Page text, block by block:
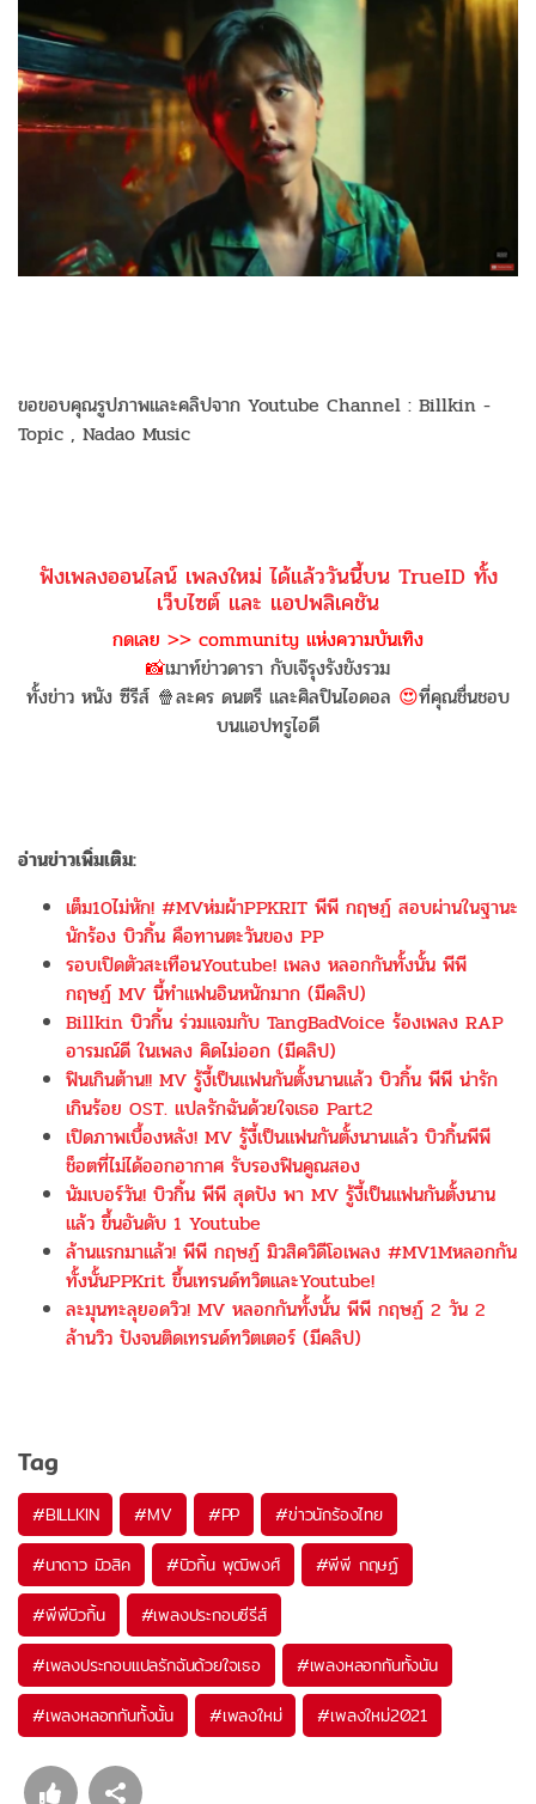
ขอขอบคุณรูปภาพและคลิปจาก Youtube Channel : Billkin -
Topic , Nadao Music
ฟังเพลงออนไลน์ เพลงใหม่ ได้แล้ววันนี้บน TrueID ทั้ง
เว็บไซต์ และ แอปพลิเคชัน
กดเลย >> community แห่งความบันเทิง
📸เมาท์ข่าวดารา กับเจ๊รุงรังขังรวม
ทั้งข่าว หนัง ซีรีส์ 🍿ละคร ดนตรี และศิลปินไอดอล 😍ที่คุณชื่นชอบ
บนแอปทรูไอดี
อ่านข่าวเพิ่มเติม:
เต็ม10ไม่หัก! #MVห่มผ้าPPKRIT พีพี กฤษฏ์ สอบผ่านในฐานะ
นักร้อง บิวกิ้น คือทานตะวันของ PP
รอบเปิดตัวสะเทือนYoutube! เพลง หลอกกันทั้งนั้น พีพี
กฤษฏ์ MV นี้ทำแฟนอินหนักมาก (มีคลิป)
Billkin บิวกิ้น ร่วมแจมกับ TangBadVoice ร้องเพลง RAP
อารมณ์ดี ในเพลง คิดไม่ออก (มีคลิป)
ฟินเกินต้าน!! MV รู้งี้เป็นแฟนกันตั้งนานแล้ว บิวกิ้น พีพี น่ารัก
เกินร้อย OST. แปลรักฉันด้วยใจเธอ Part2
เปิดภาพเบื้องหลัง! MV รู้งี้เป็นแฟนกันตั้งนานแล้ว บิวกิ้นพีพี
ช็อตที่ไม่ได้ออกอากาศ รับรองฟินคูณสอง
นัมเบอร์วัน! บิวกิ้น พีพี สุดปัง พา MV รู้งี้เป็นแฟนกันตั้งนาน
แล้ว ขึ้นอันดับ 1 Youtube
ล้านแรกมาแล้ว! พีพี กฤษฏ์ มิวสิควิดีโอเพลง #MV1Mหลอกกัน
ทั้งนั้นPPKrit ขึ้นเทรนด์ทวิตและYoutube!
ละมุนทะลุยอดวิว! MV หลอกกันทั้งนั้น พีพี กฤษฏ์ 2 วัน 2
ล้านวิว ปังจนติดเทรนด์ทวิตเตอร์ (มีคลิป)
Tag
#BILLKIN #MV #PP #ข่าวนักร้องไทย
#นาดาว มิวสิค #บิวกิ้น พุฒิพงศ์ #พีพี กฤษฏ์
#พีพีบิวกิ้น #เพลงประกอบซีรีส์
#เพลงประกอบแปลรักฉันด้วยใจเธอ #เพลงหลอกกันทั้งนัน
#เพลงหลอกกันทั้งนั้น #เพลงใหม่ #เพลงใหม่2021